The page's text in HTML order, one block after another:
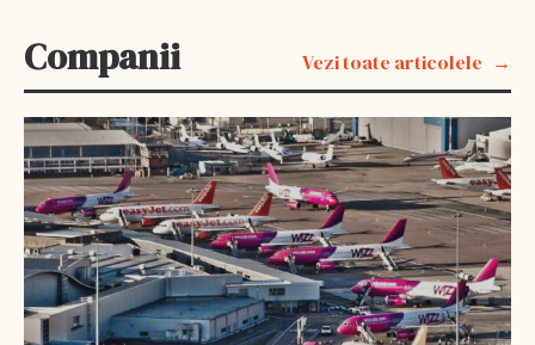
Companii Vezi toate articolele